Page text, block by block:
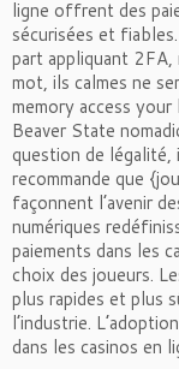
ligne offrent des
sécurisées et
part appliquant 2FA,
mot, ils calmes ne
memory access
Beaver State
question de légalité,
recommande que
façonnent l’avenir
numériques
paiements dans les
choix des joueurs.
plus rapides et plus
l’industrie.
dans les casinos en